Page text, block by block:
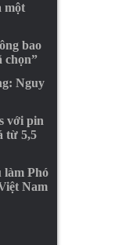
một
bao
chọn”
Nguy
với pin
từ 5,5
Phó
Nam